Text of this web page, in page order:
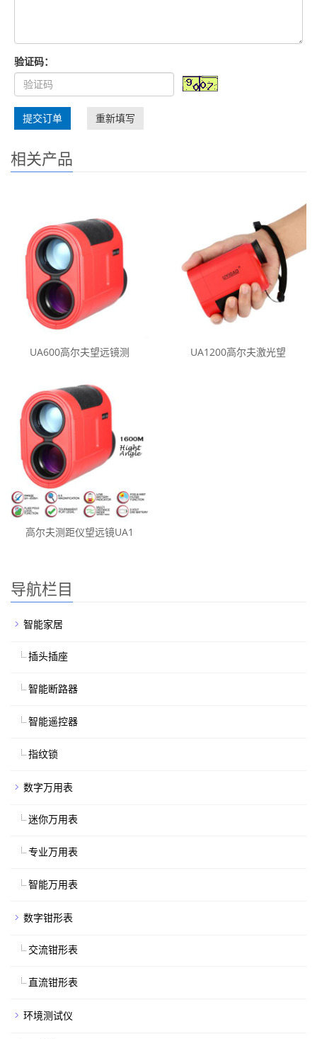
验证码：
提交订单 重新填写
相关产品
UA600高尔夫望远镜测 UA1200高尔夫激光望
高尔夫测距仪望远镜UA1
导航栏目
智能家居
插头插座
智能断路器
智能遥控器
指纹锁
数字万用表
迷你万用表
专业万用表
智能万用表
数字钳形表
交流钳形表
直流钳形表
环境测试仪